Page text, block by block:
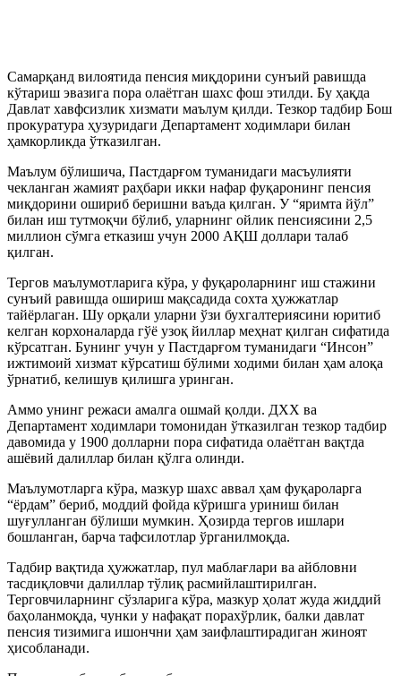
Самарқанд вилоятида пенсия миқдорини сунъий равишда
кўтариш эвазига пора олаётган шахс фош этилди. Бу ҳақда
Давлат хавфсизлик хизмати маълум қилди. Тезкор тадбир Бош
прокуратура ҳузуридаги Департамент ходимлари билан
ҳамкорликда ўтказилган.
Маълум бўлишича, Пастдарғом туманидаги масъулияти
чекланган жамият раҳбари икки нафар фуқаронинг пенсия
миқдорини ошириб беришни ваъда қилган. У “яримта йўл”
билан иш тутмоқчи бўлиб, уларнинг ойлик пенсиясини 2,5
миллион сўмга етказиш учун 2000 АҚШ доллари талаб
қилган.
Тергов маълумотларига кўра, у фуқароларнинг иш стажини
сунъий равишда ошириш мақсадида сохта ҳужжатлар
тайёрлаган. Шу орқали уларни ўзи бухгалтериясини юритиб
келган корхоналарда гўё узоқ йиллар меҳнат қилган сифатида
кўрсатган. Бунинг учун у Пастдарғом туманидаги “Инсон”
ижтимоий хизмат кўрсатиш бўлими ходими билан ҳам алоқа
ўрнатиб, келишув қилишга уринган.
Аммо унинг режаси амалга ошмай қолди. ДХХ ва
Департамент ходимлари томонидан ўтказилган тезкор тадбир
давомида у 1900 долларни пора сифатида олаётган вақтда
ашёвий далиллар билан қўлга олинди.
Маълумотларга кўра, мазкур шахс аввал ҳам фуқароларга
“ёрдам” бериб, моддий фойда кўришга уриниш билан
шуғулланган бўлиши мумкин. Ҳозирда тергов ишлари
бошланган, барча тафсилотлар ўрганилмоқда.
Тадбир вақтида ҳужжатлар, пул маблағлари ва айбловни
тасдиқловчи далиллар тўлиқ расмийлаштирилган.
Терговчиларнинг сўзларига кўра, мазкур ҳолат жуда жиддий
баҳоланмоқда, чунки у нафақат порахўрлик, балки давлат
пенсия тизимига ишончни ҳам заифлаштирадиган жиноят
ҳисобланади.